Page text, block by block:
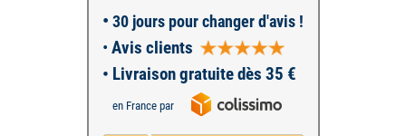
• 30 jours pour changer d'avis !
• Avis clients
• Livraison gratuite dès 35 €
en France par